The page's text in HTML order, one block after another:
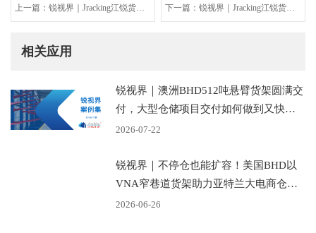
上一篇：锐视界｜Jracking江锐货架
堆垛机立体库项目成功交付
下一篇：锐视界｜Jracking江锐货架
CTU 智能仓储项目成功交付
相关应用
锐视界｜澳洲BHD512吨悬臂货架圆满交
付，大型仓储项目交付如何做到又快又
稳？
2026-07-22
锐视界｜不停仓也能扩容！美国BHD以
VNA窄巷道货架助力亚特兰大电商仓库
升级
2026-06-26